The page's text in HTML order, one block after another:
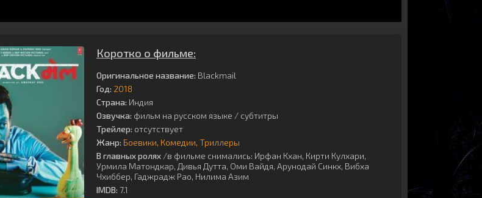
Коротко о фильме:
Оригинальное название: Blackmail
Год: 2018
Страна: Индия
Озвучка: фильм на русском языке / субтитры
Трейлер: отсутствует
Жанр: Боевики Комедии Триллеры
В главных ролях /в фильме снимались: Ирфан Кхан, Кирти Кулхари,
Урмила Матондкар, Дивья Дутта, Оми Вайдя, Арунодай Синкх, Вибха
Чхиббер, Гаджрадж Рао, Нилима Азим
IMDB: 7.1